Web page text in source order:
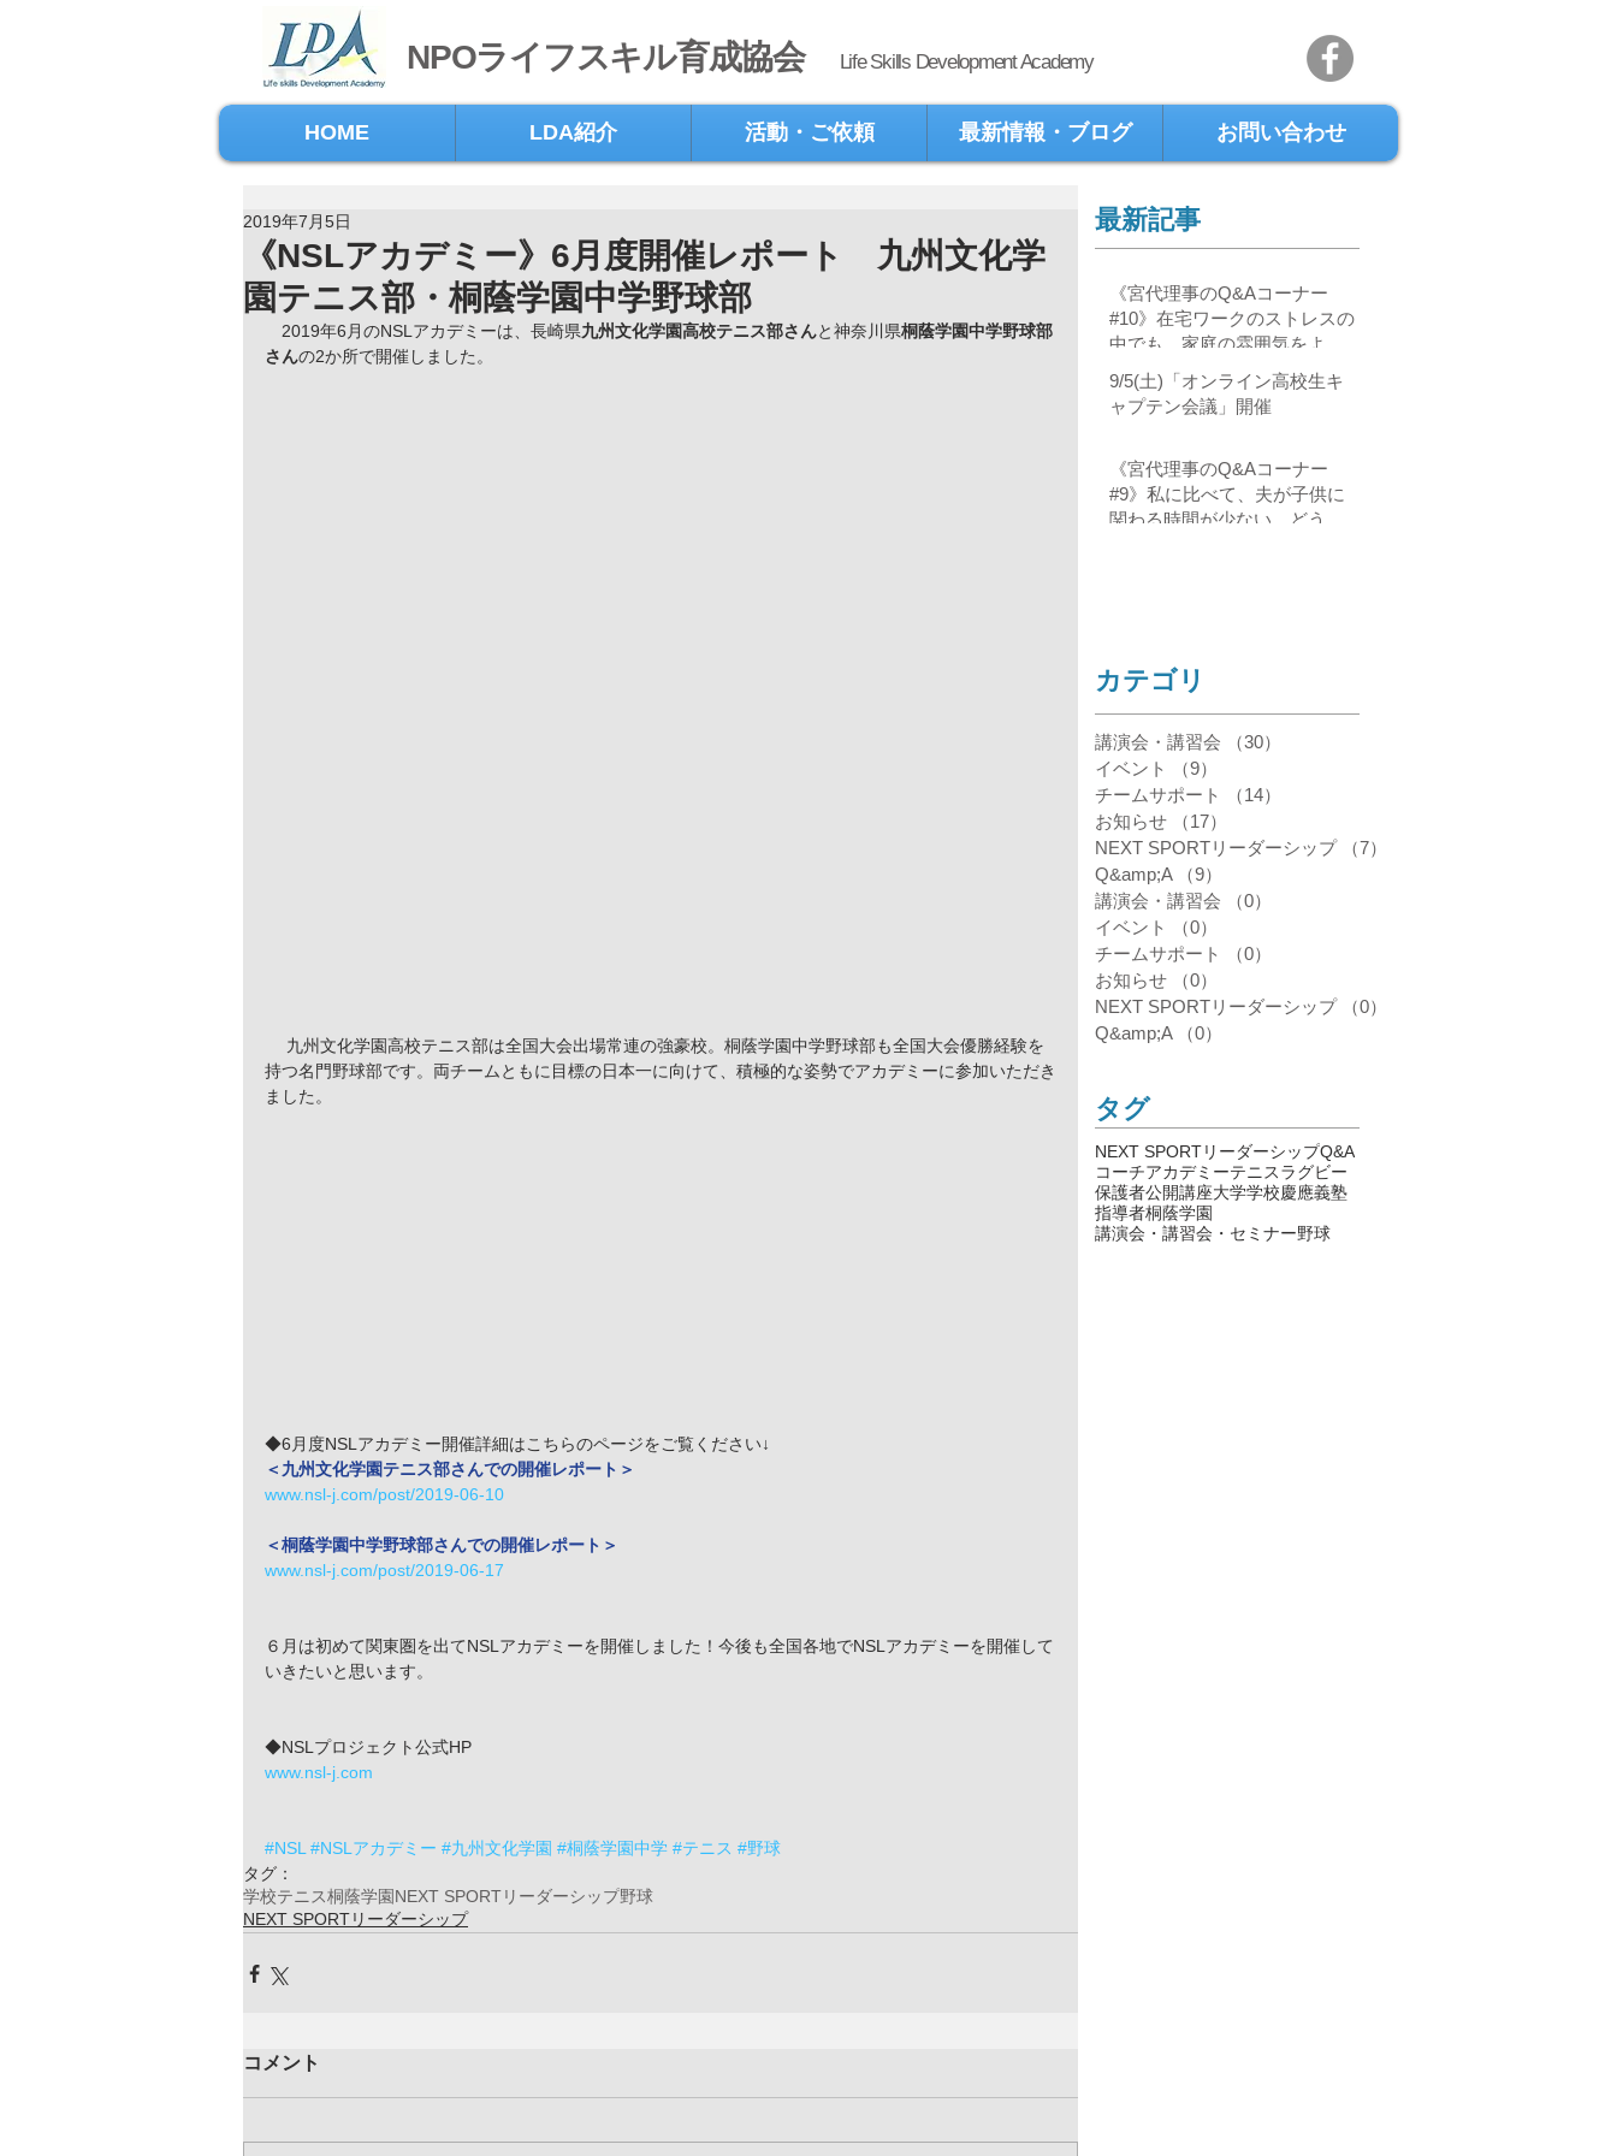
NPOライフスキル育成協会 Life Skills Development Academy
HOME LDA紹介 活動・ご依頼 最新情報・ブログ お問い合わせ
《NSLアカデミー》6月度開催レポート 九州文化学
園テニス部・桐蔭学園中学野球部
2019年7月5日
2019年6月のNSLアカデミーは、長崎県九州文化学園高校テニス部さんと神奈川県桐蔭学園中学野球部
さんの2か所で開催しました。
持つ名門野球部です。両チームともに目標の日本一に向けて、積極的な姿勢でアカデミーに参加いただき
ました。
◆6月度NSLアカデミー開催詳細はこちらのページをご覧ください↓
＜九州文化学園テニス部さんでの開催レポート＞
www.nsl-j.com/post/2019-06-10
＜桐蔭学園中学野球部さんでの開催レポート＞
www.nsl-j.com/post/2019-06-17
６月は初めて関東圏を出てNSLアカデミーを開催しました！今後も全国各地でNSLアカデミーを開催して
いきたいと思います。
◆NSLプロジェクト公式HP
www.nsl-j.com
#NSL #NSLアカデミー #九州文化学園 #桐蔭学園中学 #テニス #野球
タグ：
学校テニス桐蔭学園NEXT SPORTリーダーシップ野球
NEXT SPORTリーダーシップ
コメント
最新記事
《宮代理事のQ&Aコーナー
#10》在宅ワークのストレスの
中でも、家庭の雰囲気をよく
するには？
9/5(土)「オンライン高校生キ
ャプテン会議」開催
《宮代理事のQ&Aコーナー
#9》私に比べて、夫が子供に
関わる時間が少ない。どうし
​カテゴリ
講演会・講習会 （30）
イベント
（9）
チームサポート
（14）
お知らせ
（17）
NEXT SPORTリーダーシップ
（7）
Q&amp;A
（9）
講演会・講習会
（0）
イベント
（0）
チームサポート
（0）
お知らせ
（0）
NEXT SPORTリーダーシップ
（0）
Q&amp;A
（0）
​タグ
NEXT SPORTリーダーシップQ&A
コーチアカデミーテニスラグビー
保護者公開講座大学学校慶應義塾
指導者桐蔭学園
講演会・講習会・セミナー野球